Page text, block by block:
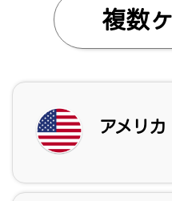
複数
アメリカ